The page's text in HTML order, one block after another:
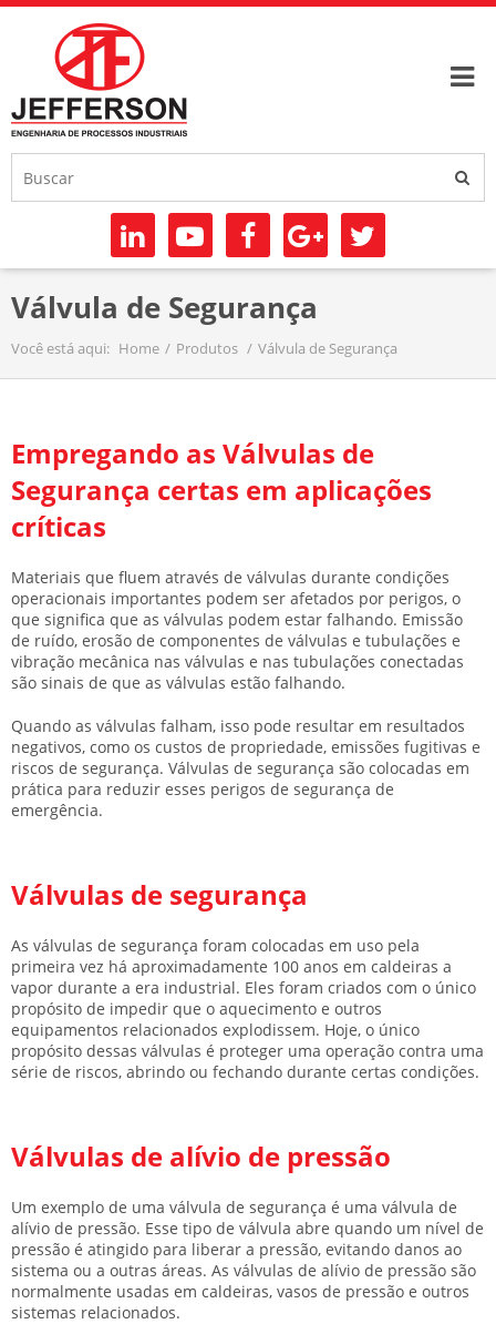
Válvula de Segurança
Você está aqui: Home Produtos Válvula de Segurança
Empregando as Válvulas de
Segurança certas em aplicações
críticas
Materiais que fluem através de válvulas durante condições
operacionais importantes podem ser afetados por perigos, o
que significa que as válvulas podem estar falhando. Emissão
de ruído, erosão de componentes de válvulas e tubulações e
vibração mecânica nas válvulas e nas tubulações conectadas
são sinais de que as válvulas estão falhando.
Quando as válvulas falham, isso pode resultar em resultados
negativos, como os custos de propriedade, emissões fugitivas e
riscos de segurança. Válvulas de segurança são colocadas em
prática para reduzir esses perigos de segurança de
emergência.
Válvulas de segurança
As válvulas de segurança foram colocadas em uso pela
primeira vez há aproximadamente 100 anos em caldeiras a
vapor durante a era industrial. Eles foram criados com o único
propósito de impedir que o aquecimento e outros
equipamentos relacionados explodissem. Hoje, o único
propósito dessas válvulas é proteger uma operação contra uma
série de riscos, abrindo ou fechando durante certas condições.
Válvulas de alívio de pressão
Um exemplo de uma válvula de segurança é uma válvula de
alívio de pressão. Esse tipo de válvula abre quando um nível de
pressão é atingido para liberar a pressão, evitando danos ao
sistema ou a outras áreas. As válvulas de alívio de pressão são
normalmente usadas em caldeiras, vasos de pressão e outros
sistemas relacionados.